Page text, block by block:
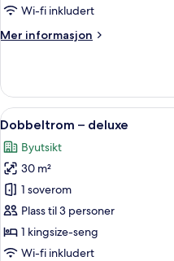
Wi-fi inkludert
Mer informasjon
Mer
–
superior
Åpne
alle
bildene
av
Dobbeltrom
–
deluxe
6
Dobbeltrom – deluxe
Byutsikt
30 m²
1 soverom
Plass til 3 personer
1 kingsize-seng
Wi-fi inkludert